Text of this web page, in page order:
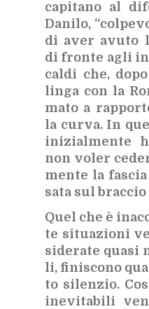
ca­pi­ta­no al
Da­ni­lo,
di aver avu­to
di fron­te agli
cal­di che,
lin­ga con la
ma­to a
la cur­va. In
ini­zial­men­te
non vo­ler
men­te la
sa­ta sul
Quel che è
te si­tua­zio­ni
si­de­ra­te qua­si
li, fi­ni­sco­no
to si­len­zio.
ine­vi­ta­bi­li